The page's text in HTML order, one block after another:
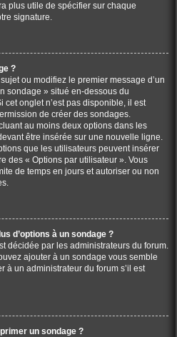
plus utile de spécifier sur chaque
signature.
?
ou modifiez le premier message d’un
sondage » situé en-dessous du
onglet n’est pas disponible, il est
de créer des sondages.
au moins deux options dans les
être insérée sur une nouvelle ligne.
que les utilisateurs peuvent insérer
des « Options par utilisateur ». Vous
de temps en jours et autoriser ou non
d’options à un sondage ?
décidée par les administrateurs du forum.
ajouter à un sondage vous semble
à un administrateur du forum s’il est
un sondage ?